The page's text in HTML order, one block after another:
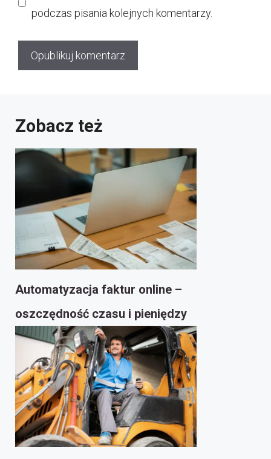
podczas pisania kolejnych komentarzy.
Zobacz też
Automatyzacja faktur online –
oszczędność czasu i pieniędzy